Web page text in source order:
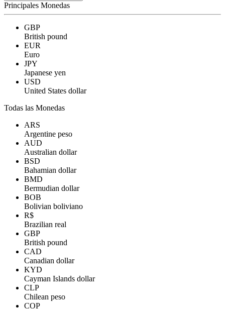
Principales Monedas
GBP
British pound
EUR
Euro
JPY
Japanese yen
USD
United States dollar
Todas las Monedas
ARS
Argentine peso
AUD
Australian dollar
BSD
Bahamian dollar
BMD
Bermudian dollar
BOB
Bolivian boliviano
R$
Brazilian real
GBP
British pound
CAD
Canadian dollar
KYD
Cayman Islands dollar
CLP
Chilean peso
COP